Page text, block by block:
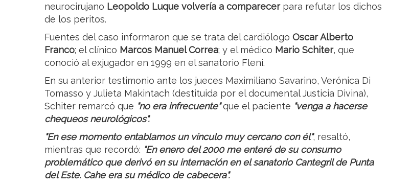
neurocirujano Leopoldo Luque volvería a comparecer para refutar los dichos
de los peritos.
Fuentes del caso informaron que se trata del cardiólogo Oscar Alberto
Franco; el clínico Marcos Manuel Correa; y el médico Mario Schiter, que
conoció al exjugador en 1999 en el sanatorio Fleni.
En su anterior testimonio ante los jueces Maximiliano Savarino, Verónica Di
Tomasso y Julieta Makintach (destituida por el documental Justicia Divina),
Schiter remarcó que "no era infrecuente"que el paciente "venga a hacerse
chequeos neurológicos".
"En ese momento entablamos un vínculo muy cercano con él", resaltó,
mientras que recordó: "En enero del 2000 me enteré de su consumo
problemático que derivó en su internación en el sanatorio Cantegril de Punta
del Este. Cahe era su médico de cabecera".